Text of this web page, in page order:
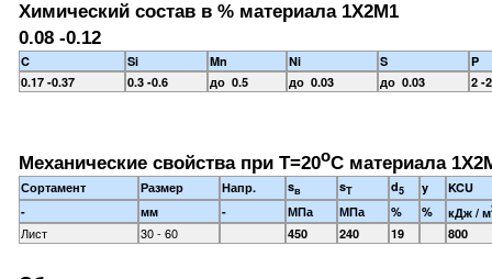
Химический состав в % материала 1Х2М1
0.08 -0.12
C Si Mn Ni S
P
0.17 -0.37
0.3 -0.6 до 0.5 до 0.03 до 0.03 2 -
Механические свойства при Т=20oС материала
Сортамент Размер Напр. sв sT d5 y
KCU
-
мм - МПа МПа % % кДж / м
Лист 30 - 60 450 240 19 800